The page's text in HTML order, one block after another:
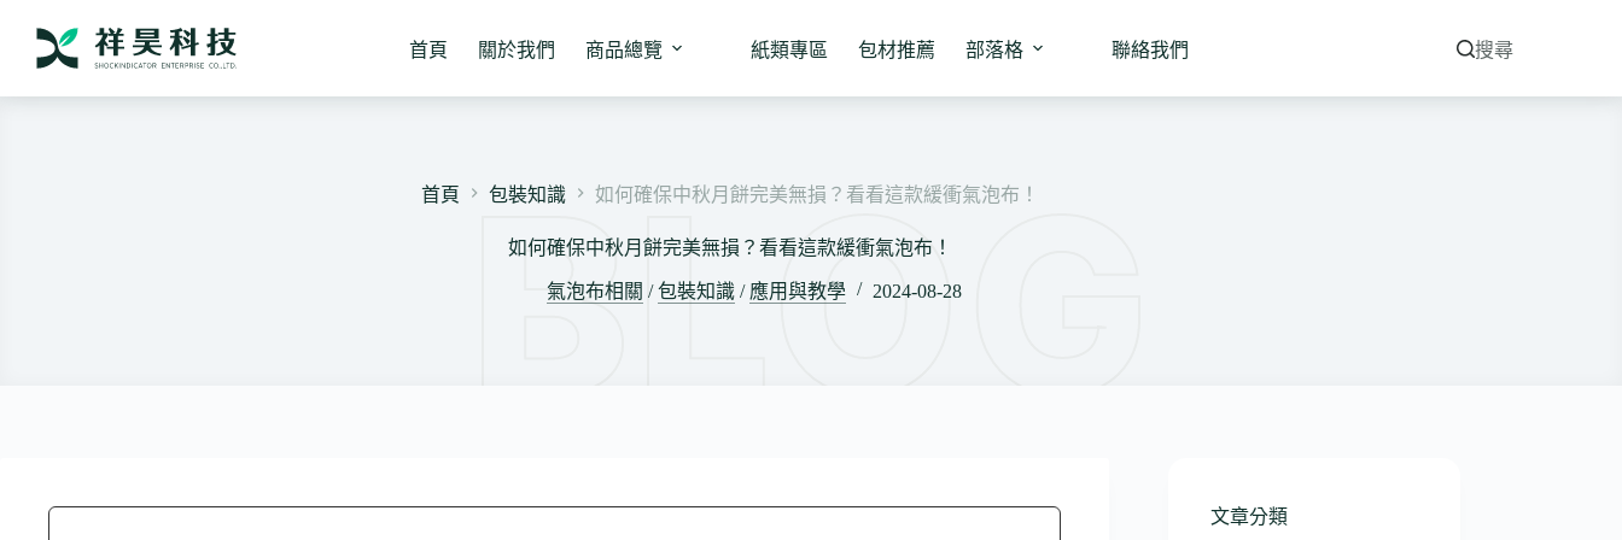
要
首頁 關於我們 商品總覽 紙類專區 包材推薦 部落格 聯絡我們 搜尋
首頁 包裝知識 如何確保中秋月餅完美無損？看看這款緩衝氣泡布！
如何確保中秋月餅完美無損？看看這款緩衝氣泡布！
氣泡布相關 /包裝知識/ 應用與教學 2024-08-28
文章分類